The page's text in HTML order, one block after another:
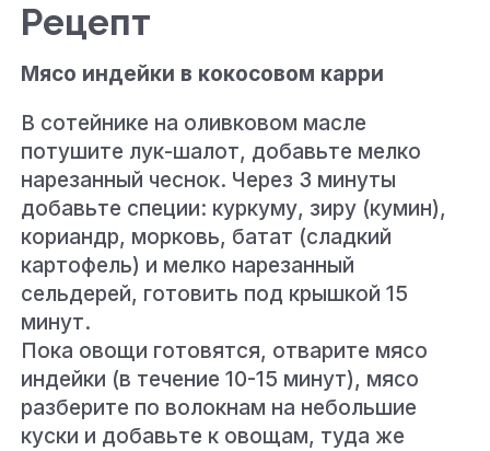
Рецепт
Мясо индейки в кокосовом карри
В сотейнике на оливковом масле
потушите лук-шалот, добавьте мелко
нарезанный чеснок. Через 3 минуты
добавьте специи: куркуму, зиру (кумин),
кориандр, морковь, батат (сладкий
картофель) и мелко нарезанный
сельдерей, готовить под крышкой 15
минут.
Пока овощи готовятся, отварите мясо
индейки (в течение 10-15 минут), мясо
разберите по волокнам на небольшие
куски и добавьте к овощам, туда же